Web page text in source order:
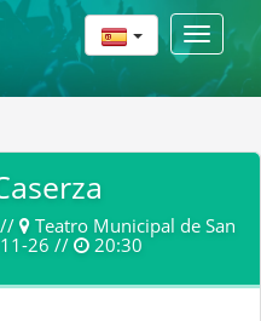
Toggle
//
Teatro Municipal de San
26 // 20:30